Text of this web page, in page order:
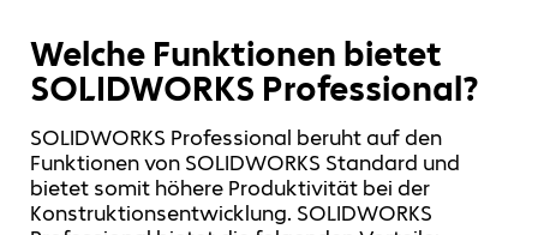
Welche Funktionen bietet
SOLIDWORKS Professional?
SOLIDWORKS Professional beruht auf den
Funktionen von SOLIDWORKS Standard und
bietet somit höhere Produktivität bei der
Konstruktionsentwicklung. SOLIDWORKS